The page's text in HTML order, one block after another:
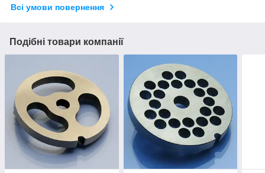
Всі умови повернення
Подібні товари компанії